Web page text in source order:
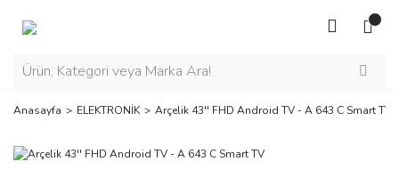
Anasayfa ELEKTRONİK Arçelik 43'' FHD Android TV - A 643 C Smart TV